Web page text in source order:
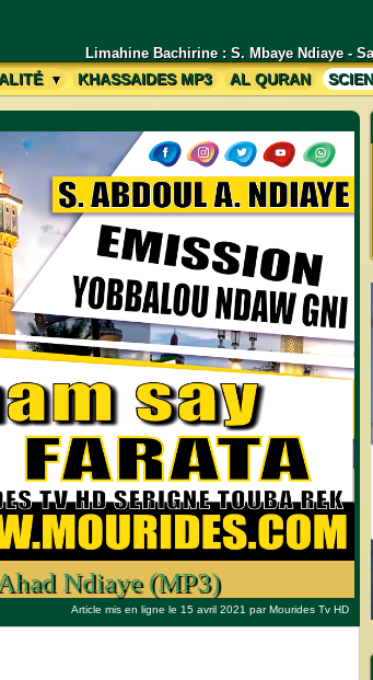
: S. Mbaye Ndiaye - Safar Daara Chifassuduri
KHASSAIDES MP3 AL QURAN
Ndiaye (MP3)
Article mis en ligne le 15 avril 2021 parMourides Tv HD